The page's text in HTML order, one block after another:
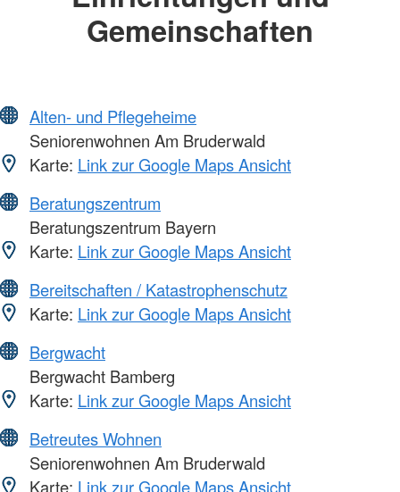
Gemeinschaften
Alten- und Pflegeheime
Seniorenwohnen Am Bruderwald
Karte: Link zur Google Maps Ansicht
Beratungszentrum
Beratungszentrum Bayern
Karte: Link zur Google Maps Ansicht
Bereitschaften / Katastrophenschutz
Karte: Link zur Google Maps Ansicht
Bergwacht
Bergwacht Bamberg
Karte: Link zur Google Maps Ansicht
Betreutes Wohnen
Seniorenwohnen Am Bruderwald
Karte: Link zur Google Maps Ansicht